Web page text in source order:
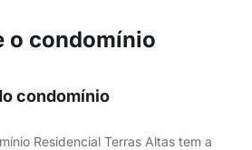
o condomínio
condomínio
Residencial Terras Altas tem a